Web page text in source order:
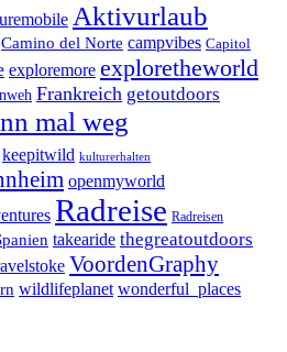
Aktivurlaub
Camino del Norte campvibes Capitol
exploremore exploretheworld
Frankreich getoutdoors
mal weg
keepitwild kulturerhalten
openmyworld
Radreise Radreisen
takearide thegreatoutdoors
VoordenGraphy
wildlifeplanet wonderful_places